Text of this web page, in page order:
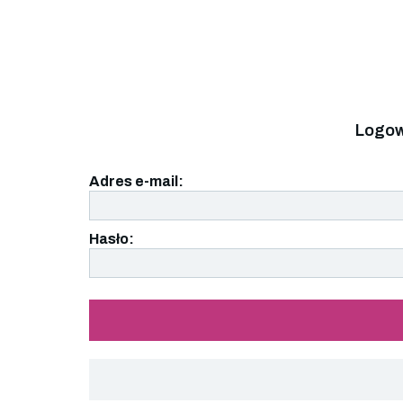
Adres e-mail:
Hasło: